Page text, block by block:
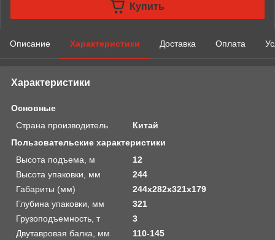
Купить
Описание Характеристики Доставка Оплата
Характеристики
Основные
Страна производитель
Китай
Пользовательские характеристики
Высота подъема, м
12
Высота упаковки, мм
244
Габариты (мм)
244х282х321х179
Глубина упаковки, мм
321
Грузоподъемность, т
3
Двутавровая балка, мм
110-145